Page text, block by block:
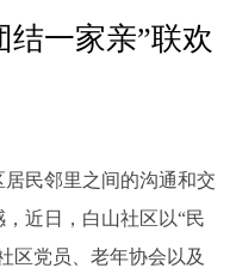
结一家亲”联欢
民邻里之间的沟通和交
近日，白山社区以“民
区党员、老年协会以及